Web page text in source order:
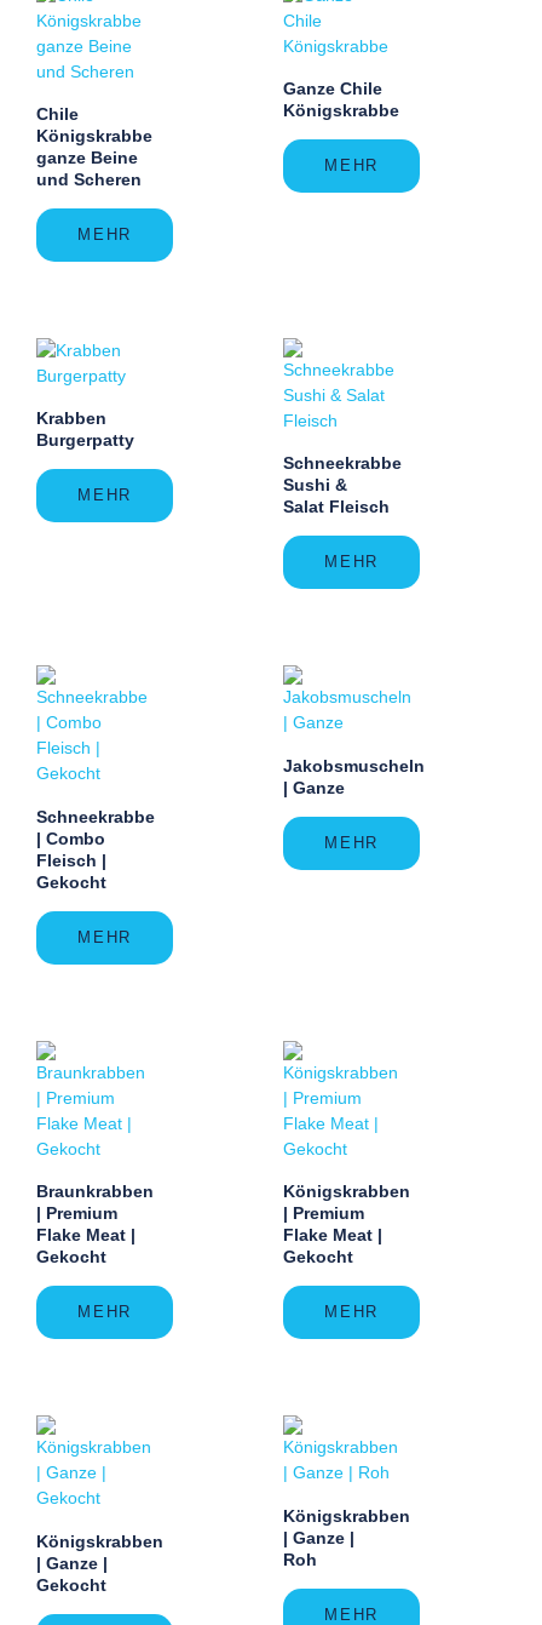
Chile
Königskrabbe
ganze Beine
und Scheren
MEHR
Ganze Chile
Königskrabbe
MEHR
Krabben
Burgerpatty
MEHR
Schneekrabbe
Sushi &
Salat Fleisch
MEHR
Schneekrabbe
| Combo
Fleisch |
Gekocht
MEHR
Jakobsmuscheln
| Ganze
MEHR
Braunkrabben
| Premium
Flake Meat |
Gekocht
MEHR
Königskrabben
| Premium
Flake Meat |
Gekocht
MEHR
Königskrabben
| Ganze |
Gekocht
Königskrabben
| Ganze |
Roh
MEHR